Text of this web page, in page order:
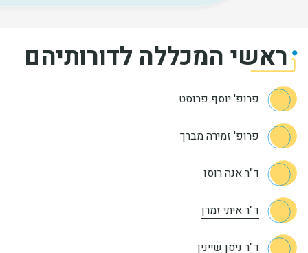
ראשי המכללה לדורותיהם
פרופ' יוסף פרוסט
פרופ' זמירה מברך
ד"ר אנה רוסו
ד"ר איתי זמרן
ד"ר ניסן שיינין